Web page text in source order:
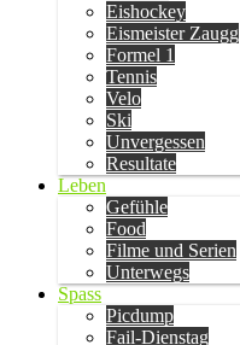
Eishockey
Eismeister Zaugg
Formel 1
Tennis
Velo
Ski
Unvergessen
Resultate
Leben
Gefühle
Food
Filme und Serien
Unterwegs
Spass
Picdump
Fail-Dienstag